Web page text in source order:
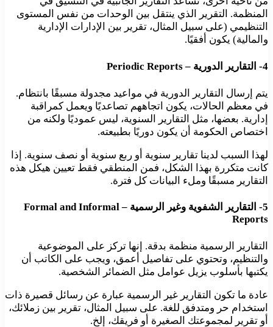
المنظمة. التقرير الذي ينتقل بين الوحدات من نفس المستوى
التنظيمي (على سبيل المثال، تقرير بين الإدارات الإدارية
والمالية) يكون أفقيًا.
4- التقارير الدورية – Periodic Reports
يتم إرسال التقارير الدورية في مواعيد مجدولة مسبقًا بانتظام.
في معظم الحالات، يكون اتجاههم تصاعديًا ويعمل كمراقبة
إدارية. بعضها، مثل التقارير السنوية، ليس عموديًا ولكنه من
اختصاص الحكومة أن يكون دوريًا بطبيعته.
لهذا السبب لدينا تقارير سنوية أو ربع سنوية أو نصف سنوية. إذا
كانت متكررة بهذا الشكل، فمن المنطقي فقط تعيين هيكل هذه
التقارير مسبقًا وملء البيانات كل فترة.
5- التقارير الشفوية وغير الرسمية – Formal and Informal
Reports
التقارير الرسمية منظمة بدقة. إنها تركز على الموضوعية
والتنظيم، وتحتوي على تفاصيل أعمق، ويجب على الكاتب أن
يكتبها بأسلوب يزيل عوامل مثل الضمائر الشخصية.
عادة ما تكون التقارير غير الرسمية عبارة عن رسائل قصيرة ذات
استخدام حر ومتدفق للغة. على سبيل المثال، تقرير بين زملائك،
أو تقرير لمجموعتك الصغيرة أو فريقك، إلخ.